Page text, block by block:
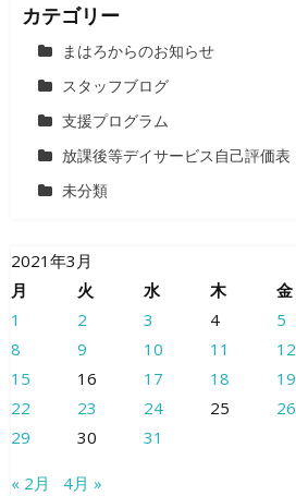
カテゴリー
まはろからのお知らせ
スタッフブログ
支援プログラム
放課後等デイサービス自己評価表
未分類
2021年3月
月
火 水 木 金
1
2 3 4 5
8
9 10 11 12
15
16 17 18 19
22
23 24 25 26
29
30 31
« 2月 4月 »